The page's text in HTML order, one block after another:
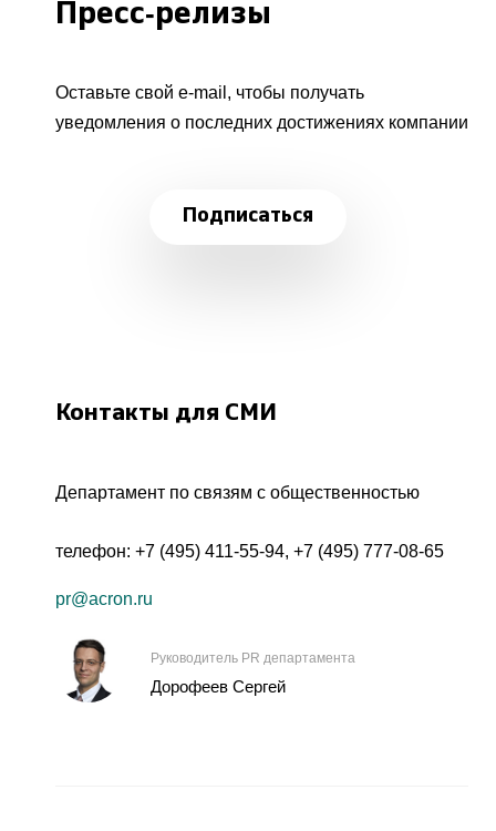
Пресс-релизы
Оставьте свой e-mail, чтобы получать
уведомления о последних достижениях компании
Подписаться
Контакты для СМИ
Департамент по связям с общественностью
телефон: +7 (495) 411-55-94, +7 (495) 777-08-65
pr@acron.ru
Руководитель PR департамента
Дорофеев Сергей